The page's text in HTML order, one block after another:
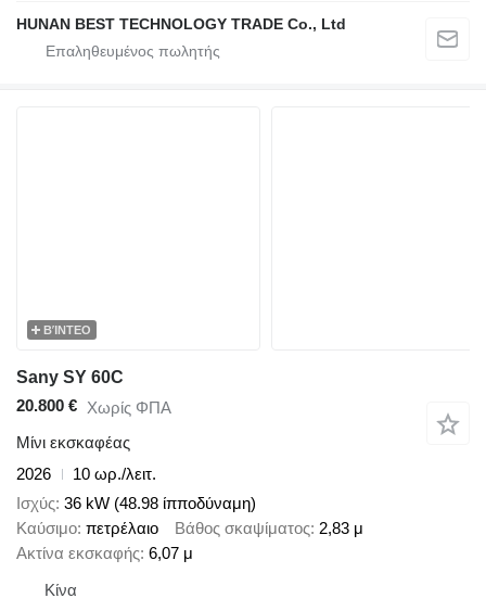
HUNAN BEST TECHNOLOGY TRADE Co., Ltd
ΒΊΝΤΕΟ
Sany SY 60C
20.800 € Χωρίς ΦΠΑ
Μίνι εκσκαφέας
2026
10 ωρ./λειτ.
Ισχύς 36 kW (48.98 ίπποδύναμη)
Καύσιμο πετρέλαιο Βάθος σκαψίματος 2,83 μ
Ακτίνα εκσκαφής 6,07 μ
Κίνα